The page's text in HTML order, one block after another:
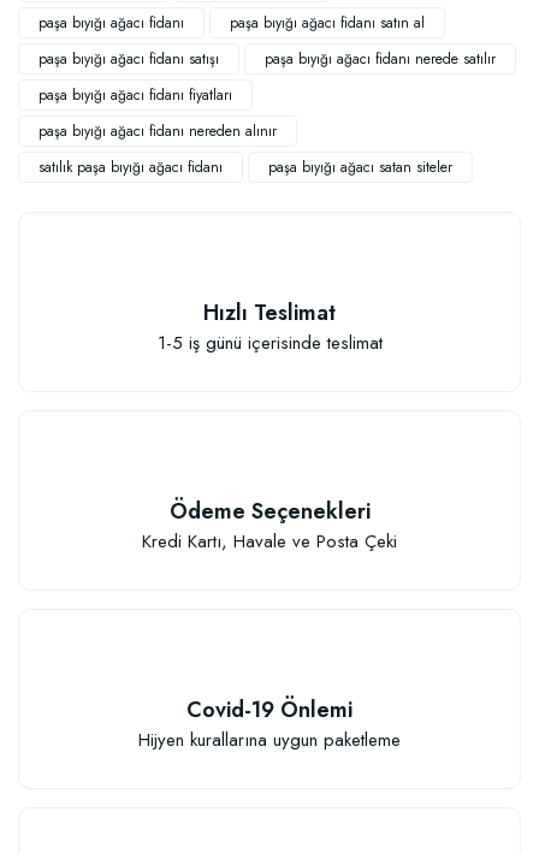
Özel Karışım Fidan Tutma Yüzdesini Arttıran Organik Dikim Gübresi (10
Sepete Ekle
paşa bıyığı ağacı fidanı
paşa bıyığı ağacı fidanı satın al
paşa bıyığı ağacı fidanı satışı
paşa bıyığı ağacı fidanı nerede satılır
paşa bıyığı ağacı fidanı fiyatları
paşa bıyığı ağacı fidanı nereden alınır
satılık paşa bıyığı ağacı fidanı
paşa bıyığı ağacı satan siteler
Hızlı Teslimat
1-5 iş günü içerisinde teslimat
Ödeme Seçenekleri
Kredi Kartı, Havale ve Posta Çeki
Covid-19 Önlemi
Hijyen kurallarına uygun paketleme